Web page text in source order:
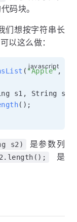
码块。
们想按字符串长
以这么做：
( "Apple",
s1 , String s2
( ) ;
s2)
是参数列
是